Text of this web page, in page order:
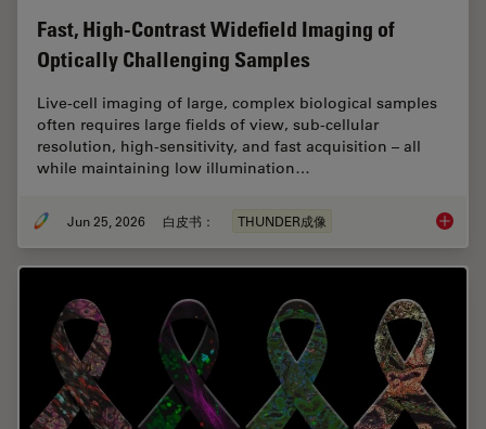
Fast, High-Contrast Widefield Imaging of
Optically Challenging Samples
Live‑cell imaging of large, complex biological samples
often requires large fields of view, sub-cellular
resolution, high-sensitivity, and fast acquisition – all
while maintaining low illumination…
Jun 25, 2026 白皮书： THUNDER成像 Fast,